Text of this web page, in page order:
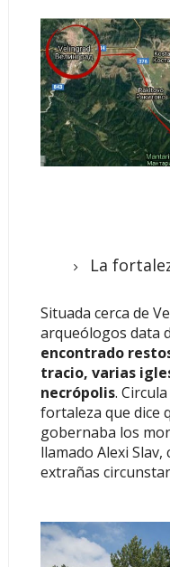
La
Situada cerca de
arqueólogos data
encontrado
tracio, varias
necrópolis.
fortaleza que dice
gobernaba los
llamado Alexi
extrañas